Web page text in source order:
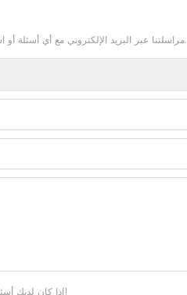
مراسلتنا عبر البريد الإلكتروني مع أي أسئلة أو استفسارات أو استخدام بيانات الاتصال الخاصة بنا. وسنكون سعداء للإجابة على أسئلتكم.